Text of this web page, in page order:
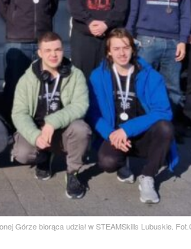
Górze biorąca udział w STEAMSkills Lubuskie.